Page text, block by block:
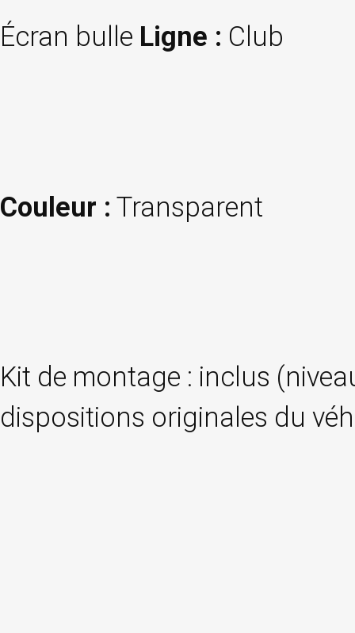
Écran bulle Ligne : Club
Couleur : Transparent
Kit de montage : inclus
dispositions originales du